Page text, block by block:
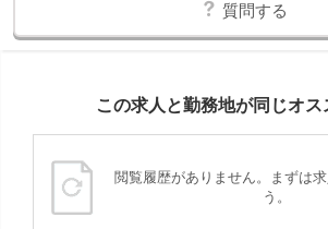
質問する
この求人と勤務地が同じオス
閲覧履歴がありません。まずは
う。